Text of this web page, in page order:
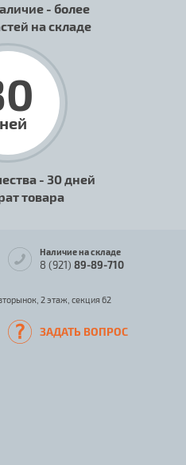
- более
на складе
- 30 дней
товара
Наличие на складе
8 (921) 89-89-710
2 этаж, секция 62
ЗАДАТЬ ВОПРОС